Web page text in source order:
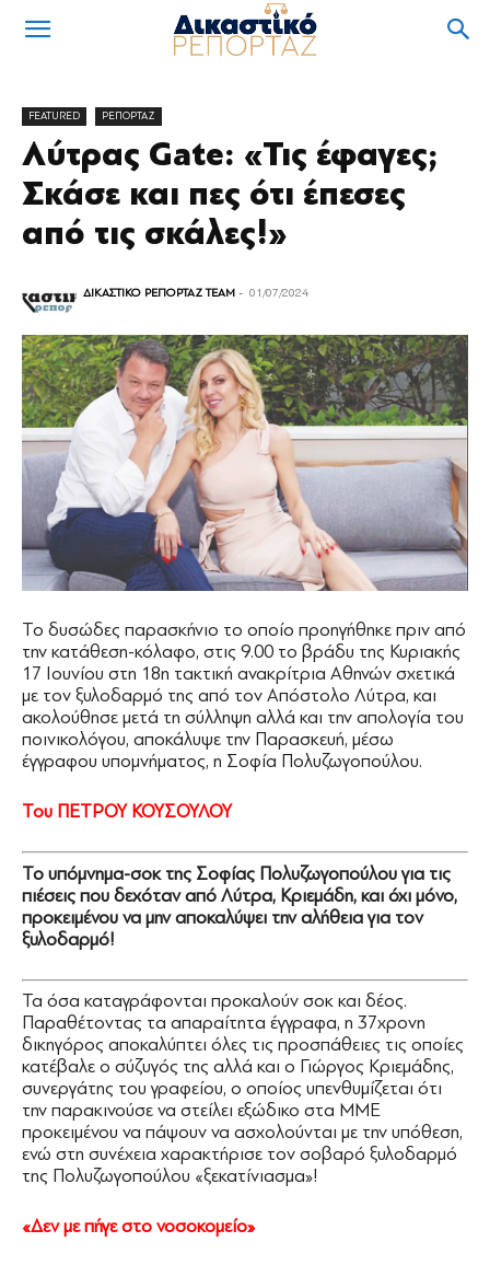
FEATURED ΡΕΠΟΡΤΑΖ
Λύτρας Gate: «Τις έφαγες;
Σκάσε και πες ότι έπεσες
από τις σκάλες!»
ΔΙΚΑΣΤΙΚΟ ΡΕΠΟΡΤΑΖ TEAM - 01/07/2024
Το δυσώδες παρασκήνιο το οποίο προηγήθηκε πριν από
την κατάθεση-κόλαφο, στις 9.00 το βράδυ της Κυριακής
17 Ιουνίου στη 18η τακτική ανακρίτρια Αθηνών σχετικά
με τον ξυλοδαρμό της από τον Απόστολο Λύτρα, και
ακολούθησε μετά τη σύλληψη αλλά και την απολογία του
ποινικολόγου, αποκάλυψε την Παρασκευή, μέσω
έγγραφου υπομνήματος, η Σοφία Πολυζωγοπούλου.
Του ΠΕΤΡΟΥ ΚΟΥΣΟΥΛΟΥ
Το υπόμνημα-σοκ της Σοφίας Πολυζωγοπούλου για τις
πιέσεις που δεχόταν από Λύτρα, Κριεμάδη, και όχι μόνο,
προκειμένου να μην αποκαλύψει την αλήθεια για τον
ξυλοδαρμό!
Τα όσα καταγράφονται προκαλούν σοκ και δέος.
Παραθέτοντας τα απαραίτητα έγγραφα, η 37χρονη
δικηγόρος αποκαλύπτει όλες τις προσπάθειες τις οποίες
κατέβαλε ο σύζυγός της αλλά και ο Γιώργος Κριεμάδης,
συνεργάτης του γραφείου, ο οποίος υπενθυμίζεται ότι
την παρακινούσε να στείλει εξώδικο στα ΜΜΕ
προκειμένου να πάψουν να ασχολούνται με την υπόθεση,
ενώ στη συνέχεια χαρακτήρισε τον σοβαρό ξυλοδαρμό
της Πολυζωγοπούλου «ξεκατίνιασμα»!
«Δεν με πήγε στο νοσοκομείο»